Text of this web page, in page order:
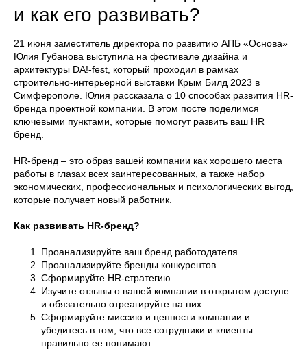
и как его развивать?
21 июня заместитель директора по развитию АПБ «Основа»
Юлия Губанова выступила на фестивале дизайна и
архитектуры DA!-fest, который проходил в рамках
строительно-интерьерной выставки Крым Билд 2023 в
Симферополе. Юлия рассказала о 10 способах развития HR-
бренда проектной компании. В этом посте поделимся
ключевыми пунктами, которые помогут развить ваш HR
бренд.
HR-бренд – это образ вашей компании как хорошего места
работы в глазах всех заинтересованных, а также набор
экономических, профессиональных и психологических выгод,
которые получает новый работник.
Как развивать HR-бренд?
Проанализируйте ваш бренд работодателя
Проанализируйте бренды конкурентов
Сформируйте HR-стратегию
Изучите отзывы о вашей компании в открытом доступе
и обязательно отреагируйте на них
Сформируйте миссию и ценности компании и
убедитесь в том, что все сотрудники и клиенты
правильно ее понимают